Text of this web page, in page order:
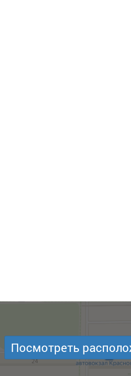
Посмотреть